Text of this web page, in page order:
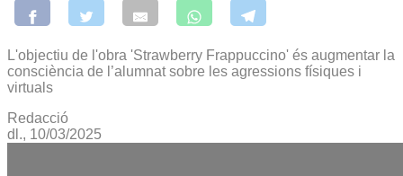
L'objectiu de l'obra 'Strawberry Frappuccino' és augmentar la
consciència de l’alumnat sobre les agressions físiques i
virtuals
Redacció
dl., 10/03/2025